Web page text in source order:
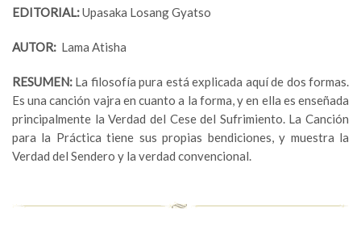
EDITORIAL:Upasaka Losang Gyatso
AUTOR: Lama Atisha
RESUMEN: La filosofía pura está explicada aquí de dos formas.
Es una canción vajra en cuanto a la forma, y en ella es enseñada
principalmente la Verdad del Cese del Sufrimiento. La Canción
para la Práctica tiene sus propias bendiciones, y muestra la
Verdad del Sendero y la verdad convencional.